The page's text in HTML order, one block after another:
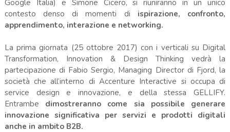
Google Italia) e Simone Cicero, si riuniranno in un unico
contesto denso di momenti di ispirazione, confronto,
apprendimento, interazione e networking.
La prima giornata (25 ottobre 2017) con i verticali su Digital
Transformation, Innovation & Design Thinking vedrà la
partecipazione di Fabio Sergio, Managing Director di Fjord, la
società che all’interno di Accenture Interactive si occupa di
service design e innovazione, e della stessa GELLIFY.
Entrambe dimostreranno come sia possibile generare
innovazione significativa per servizi e prodotti digitali
anche in ambito B2B.